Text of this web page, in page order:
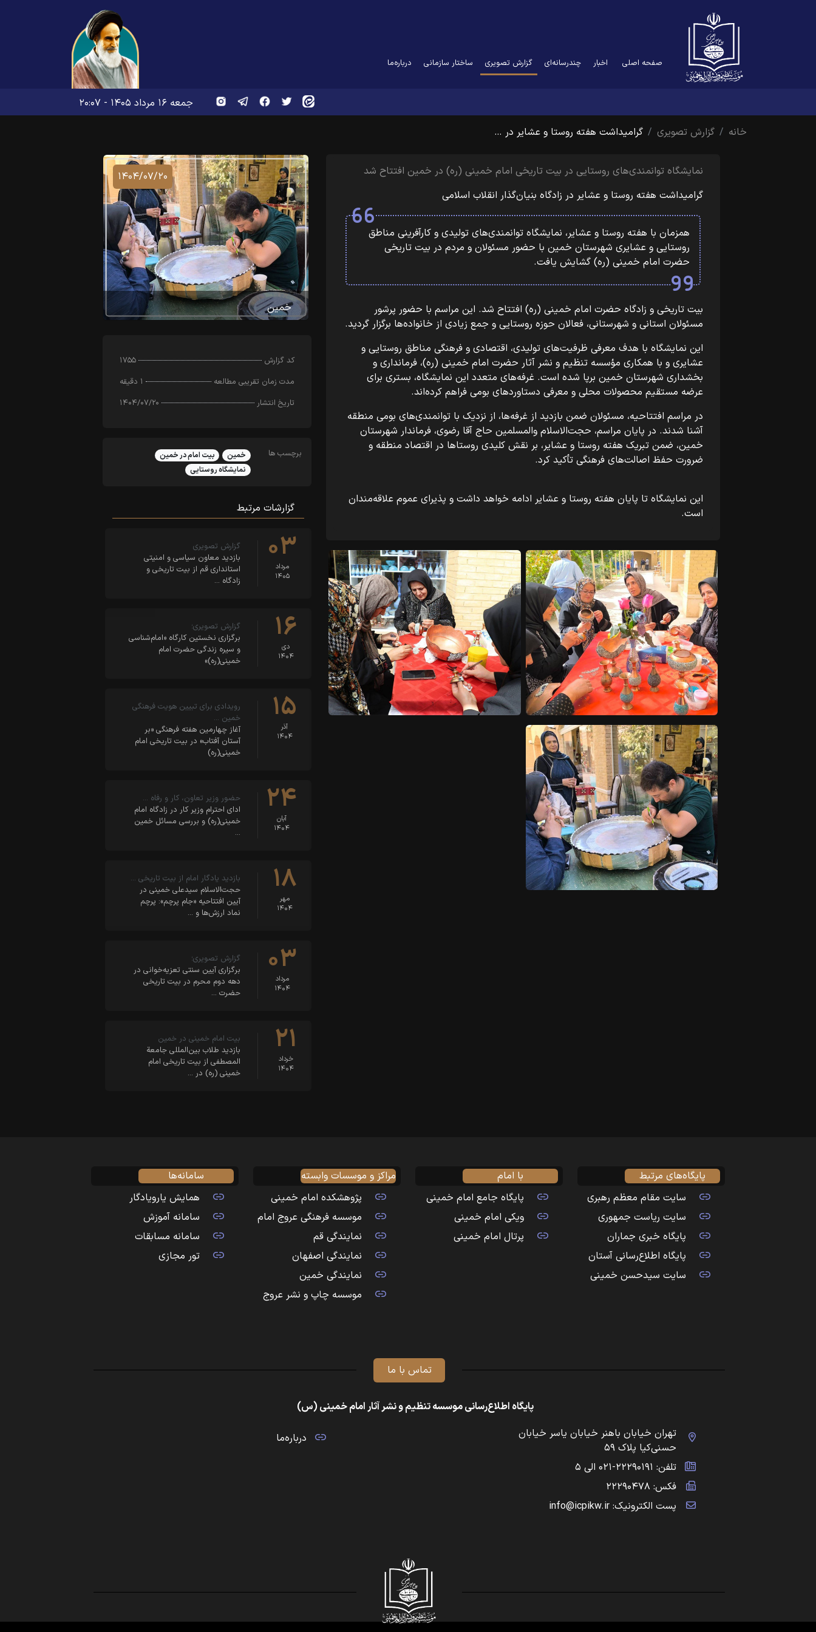
صفحه اصلی اخبار چندرسانه‌ای گزارش تصویری
(current) ساختار سازمانی درباره‌ما
جمعه ۱۶ مرداد ۱۴۰۵ - ۲۰:۰۷
خانه
گزارش تصویری گرامیداشت هفته روستا و عشایر در …
نمایشگاه توانمندی‌های روستایی در بیت تاریخی امام خمینی (ره) در خمین افتتاح شد
گرامیداشت هفته روستا و عشایر در زادگاه بنیان‌گذار انقلاب اسلامی
همزمان با هفته روستا و عشایر، نمایشگاه توانمندی‌های تولیدی و کارآفرینی مناطق
روستایی و عشایری شهرستان خمین با حضور مسئولان و مردم در بیت تاریخی
حضرت امام خمینی (ره) گشایش یافت.
بیت تاریخی و زادگاه حضرت امام خمینی (ره) افتتاح شد. این مراسم با حضور پرشور
مسئولان استانی و شهرستانی، فعالان حوزه روستایی و جمع زیادی از خانواده‌ها برگزار گردید.
این نمایشگاه با هدف معرفی ظرفیت‌های تولیدی، اقتصادی و فرهنگی مناطق روستایی و
عشایری و با همکاری مؤسسه تنظیم و نشر آثار حضرت امام خمینی (ره)، فرمانداری و
بخشداری شهرستان خمین برپا شده است. غرفه‌های متعدد این نمایشگاه، بستری برای
عرضه مستقیم محصولات محلی و معرفی دستاوردهای بومی فراهم کرده‌اند.
در مراسم افتتاحیه، مسئولان ضمن بازدید از غرفه‌ها، از نزدیک با توانمندی‌های بومی منطقه
آشنا شدند. در پایان مراسم، حجت‌الاسلام والمسلمین حاج آقا رضوی، فرماندار شهرستان
خمین، ضمن تبریک هفته روستا و عشایر، بر نقش کلیدی روستاها در اقتصاد منطقه و
ضرورت حفظ اصالت‌های فرهنگی تأکید کرد.
این نمایشگاه تا پایان هفته روستا و عشایر ادامه خواهد داشت و پذیرای عموم علاقه‌مندان
است.
۱۴۰۴/۰۷/۲۰
خمین
کد‌ گزارش
۱۷۵۵
مدت زمان تقریبی مطالعه
۱ دقیقه
تاریخ انتشار
۱۴۰۴/۰۷/۲۰
برچسب ها خمین
بیت امام در خمین
نمایشگاه روستایی
گزارشات مرتبط
۰۳
مرداد
۱۴۰۵
گزارش تصویری
بازدید معاون سیاسی و امنیتی
استانداری قم از بیت تاریخی و
زادگاه …
۱۶
دی
۱۴۰۴
گزارش تصویری؛
برگزاری نخستین کارگاه «امام‌شناسی
و سیره زندگی حضرت امام
خمینی(ره)»
۱۵
آذر
۱۴۰۴
رویدادی برای تبیین هویت فرهنگی
خمین …
آغاز چهارمین هفته فرهنگی «بر
آستان آفتاب» در بیت تاریخی امام
خمینی(ره)
۲۴
آبان
۱۴۰۴
حضور وزیر تعاون، کار و رفاه …
ادای احترام وزیر کار در زادگاه امام
خمینی(ره) و بررسی مسائل خمین
…
۱۸
مهر
۱۴۰۴
بازدید یادگار امام از بیت تاریخی …
حجت‌الاسلام سیدعلی خمینی در
آیین افتتاحیه «جام پرچم»: پرچم
نماد ارزش‌ها و …
۰۳
مرداد
۱۴۰۴
گزارش تصویری؛
برگزاری آیین سنتی تعزیه‌خوانی در
دهه دوم محرم در بیت تاریخی
حضرت …
۲۱
خرداد
۱۴۰۴
بیت امام خمینی در خمین
بازدید طلاب بین‌المللی جامعة
المصطفی از بیت تاریخی امام
خمینی (ره) در …
پایگاه‌های مرتبط
سایت مقام معظم رهبری
سایت ریاست جمهوری
پایگاه خبری جماران
پایگاه اطلاع‌رسانی آستان
سایت سیدحسن خمینی
با امام
پایگاه جامع امام خمینی
ویکی امام خمینی
پرتال امام خمینی
مراکز و موسسات وابسته
پژوهشکده امام خمینی
موسسه فرهنگی عروج امام
نمایندگی قم
نمایندگی اصفهان
نمایندگی خمین
موسسه چاپ و نشر عروج
سامانه‌ها
همایش یارویادگار
سامانه آموزش
سامانه مسابقات
تور مجازی
تماس با ما
پایگاه اطلاع‌رسانی موسسه تنظیم و نشر آثار امام خمینی (س)
تهران خیابان باهنر خیابان یاسر خیابان
حسنی‌کیا پلاک ۵۹
تلفن: ۲۲۲۹۰۱۹۱-۰۲۱ الی ۵
فکس: ۲۲۲۹۰۴۷۸
پست الکترونیک: info@icpikw.ir
درباره‌ما